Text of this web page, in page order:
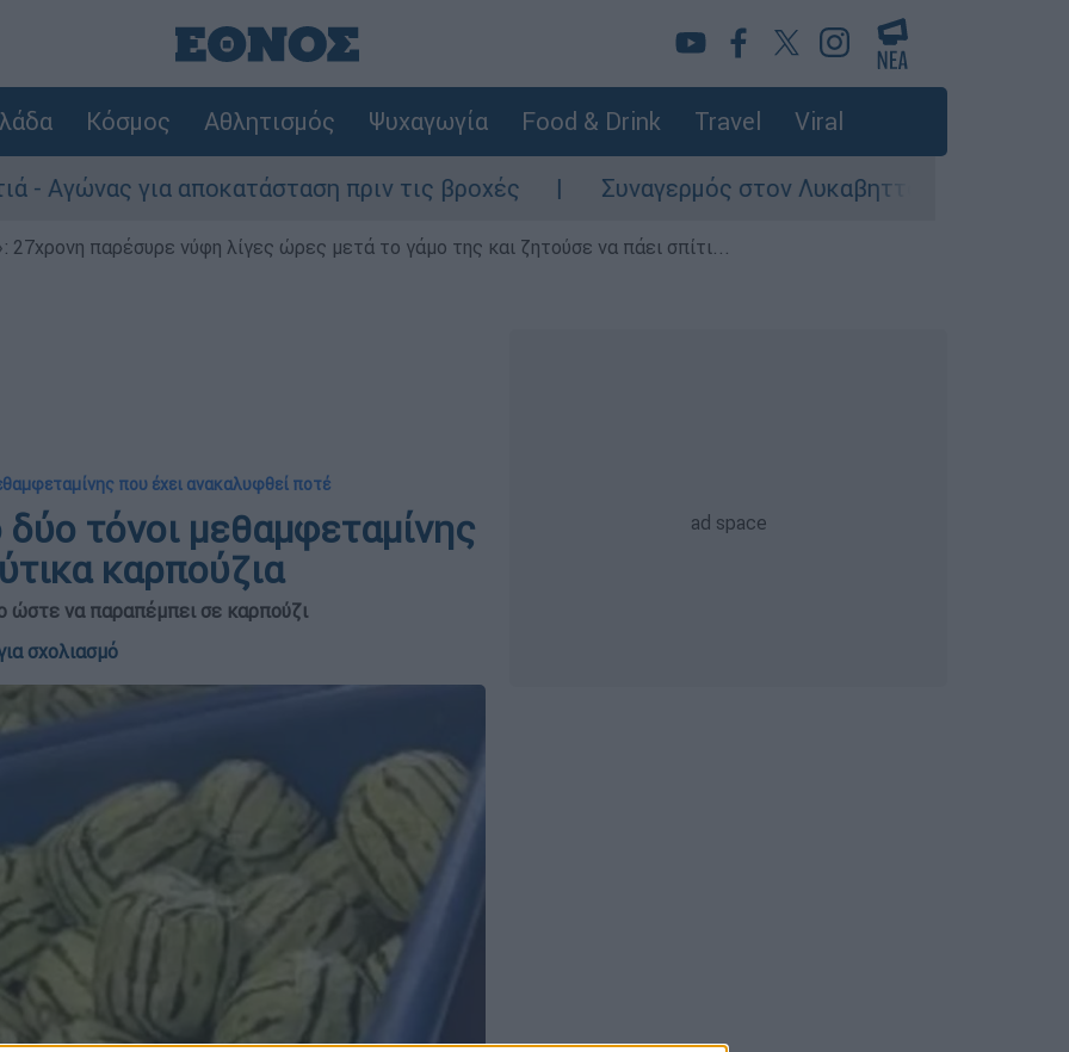
Κόσμος Αθλητισμός Ψυχαγωγία Food & Drink Travel Viral
για αποκατάσταση πριν τις βροχές Συναγερμός στον Λυκαβηττό: Σορός σε
παρέσυρε νύφη λίγες ώρες μετά το γάμο της και ζητούσε να πάει σπίτι...
που έχει ανακαλυφθεί ποτέ
τόνοι μεθαμφεταμίνης
καρπούζια
ώστε να παραπέμπει σε καρπούζι
σχολιασμό